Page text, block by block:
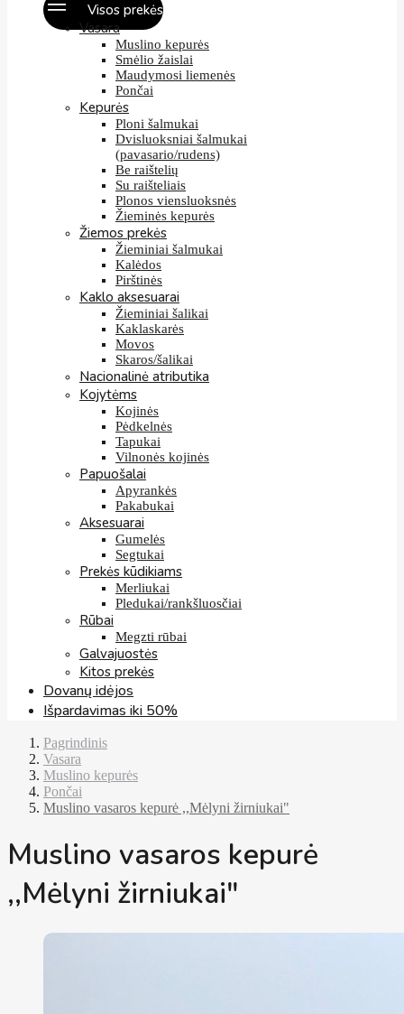
Visos prekės
Vasara
Muslino kepurės
Smėlio žaislai
Maudymosi liemenės
Pončai
Kepurės
Ploni šalmukai
Dvisluoksniai šalmukai
(pavasario/rudens)
Be raištelių
Su raišteliais
Plonos viensluoksnės
Žieminės kepurės
Žiemos prekės
Žieminiai šalmukai
Kalėdos
Pirštinės
Kaklo aksesuarai
Žieminiai šalikai
Kaklaskarės
Movos
Skaros/šalikai
Nacionalinė atributika
Kojytėms
Kojinės
Pėdkelnės
Tapukai
Vilnonės kojinės
Papuošalai
Apyrankės
Pakabukai
Aksesuarai
Gumelės
Segtukai
Prekės kūdikiams
Merliukai
Pledukai/rankšluosčiai
Rūbai
Megzti rūbai
Galvajuostės
Kitos prekės
Dovanų idėjos
Išpardavimas iki 50%
Pagrindinis
Vasara
Muslino kepurės
Pončai
Muslino vasaros kepurė ,,Mėlyni žirniukai"
Muslino vasaros kepurė
,,Mėlyni žirniukai"